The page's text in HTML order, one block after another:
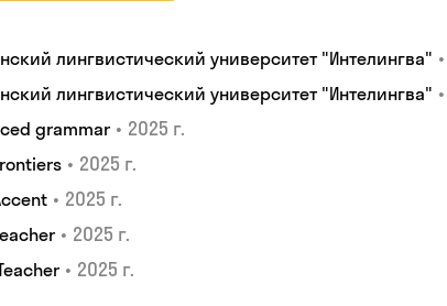
лингвистический университет "Интелингва" •
лингвистический университет "Интелингва" •
grammar • 2025 г.
• 2025 г.
• 2025 г.
• 2025 г.
• 2025 г.